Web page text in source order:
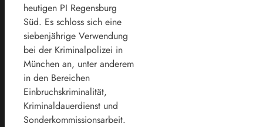
heutigen PI Regensburg
Süd. Es schloss sich eine
siebenjährige Verwendung
bei der Kriminalpolizei in
München an, unter anderem
in den Bereichen
Einbruchskriminalität,
Kriminaldauerdienst und
Sonderkommissionsarbeit.